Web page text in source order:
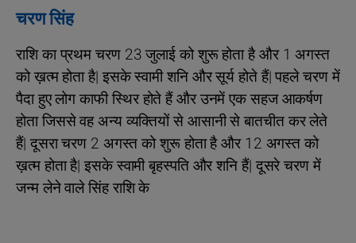
चरण सिंह
राशि का प्रथम चरण 23 जुलाई को शुरू होता है और 1 अगस्त
को ख़त्म होता है| इसके स्वामी शनि और सूर्य होते हैं| पहले चरण में
पैदा हुए लोग काफी स्थिर होते हैं और उनमें एक सहज आकर्षण
होता जिससे वह अन्य व्यक्तियों से आसानी से बातचीत कर लेते
हैं| दूसरा चरण 2 अगस्त को शुरू होता है और 12 अगस्त को
ख़त्म होता है| इसके स्वामी बृहस्पति और शनि हैं| दूसरे चरण में
जन्म लेने वाले सिंह राशि के